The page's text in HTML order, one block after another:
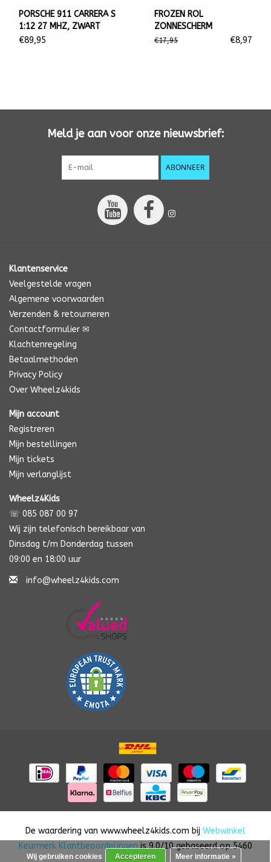
PORSCHE 911 CARRERA S
1:12 27 MHZ, ZWART
€89,95
FROZEN ROL
ZONNESCHERM
€17,95 €8,97
Meld je aan voor onze nieuwsbrief:
ABONNEER
Klantenservice
Veelgestelde vragen
Algemene voorwaarden
Verzenden & retourneren
Contactformulier ✉
Klachtenregeling
Betaalmethoden
Privacy Policy
Over Wheelz4kids
Mijn account
Registreren
Mijn bestellingen
Mijn tickets
Mijn verlanglijst
Wheelz4Kids
☏ 085 087 00 97
Wij zijn telefonisch bereikbaar van
Dinsdag t/m Donderdag tussen
09:00 en 18:00 uur
info@wheelz4kids.com
Wij gebruiken cookies Accepteren Meer informatie »
De waardering van www.wheelz4kids.com bij Webwinkel
Keurmerk Klantbeoordelingenis9.0/10 gebaseerd op5460